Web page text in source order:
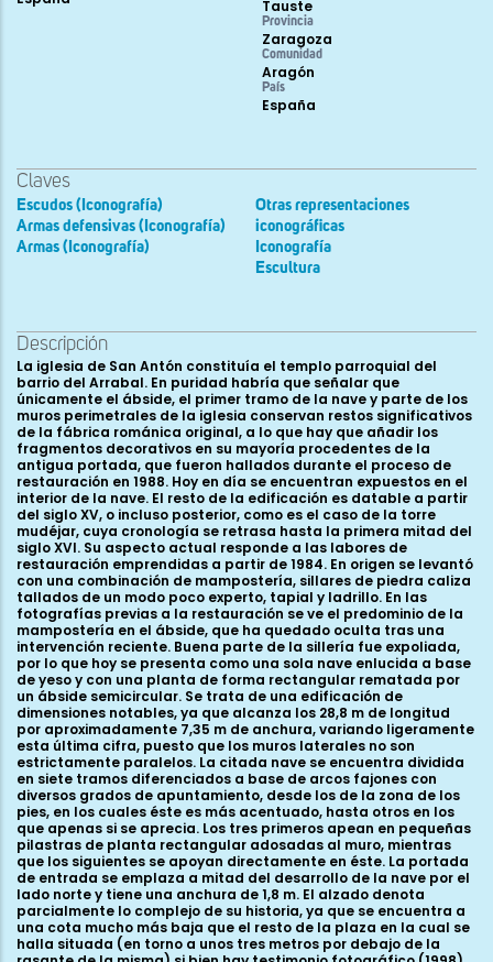
Tauste
Provincia
Zaragoza
Comunidad
Aragón
País
España
Claves
Escudos (Iconografía)
Armas defensivas (Iconografía)
Armas (Iconografía)
Otras representaciones
iconográficas
Iconografía
Escultura
Descripción
La iglesia de San Antón constituía el templo parroquial del
barrio del Arrabal. En puridad habría que señalar que
únicamente el ábside, el primer tramo de la nave y parte de los
muros perimetrales de la iglesia conservan restos significativos
de la fábrica románica original, a lo que hay que añadir los
fragmentos decorativos en su mayoría procedentes de la
antigua portada, que fueron hallados durante el proceso de
restauración en 1988. Hoy en día se encuentran expuestos en el
interior de la nave. El resto de la edificación es datable a partir
del siglo XV, o incluso posterior, como es el caso de la torre
mudéjar, cuya cronología se retrasa hasta la primera mitad del
siglo XVI. Su aspecto actual responde a las labores de
restauración emprendidas a partir de 1984. En origen se levantó
con una combinación de mampostería, sillares de piedra caliza
tallados de un modo poco experto, tapial y ladrillo. En las
fotografías previas a la restauración se ve el predominio de la
mampostería en el ábside, que ha quedado oculta tras una
intervención reciente. Buena parte de la sillería fue expoliada,
por lo que hoy se presenta como una sola nave enlucida a base
de yeso y con una planta de forma rectangular rematada por
un ábside semicircular. Se trata de una edificación de
dimensiones notables, ya que alcanza los 28,8 m de longitud
por aproximadamente 7,35 m de anchura, variando ligeramente
esta última cifra, puesto que los muros laterales no son
estrictamente paralelos. La citada nave se encuentra dividida
en siete tramos diferenciados a base de arcos fajones con
diversos grados de apuntamiento, desde los de la zona de los
pies, en los cuales éste es más acentuado, hasta otros en los
que apenas si se aprecia. Los tres primeros apean en pequeñas
pilastras de planta rectangular adosadas al muro, mientras
que los siguientes se apoyan directamente en éste. La portada
de entrada se emplaza a mitad del desarrollo de la nave por el
lado norte y tiene una anchura de 1,8 m. El alzado denota
parcialmente lo complejo de su historia, ya que se encuentra a
una cota mucho más baja que el resto de la plaza en la cual se
halla situada (en torno a unos tres metros por debajo de la